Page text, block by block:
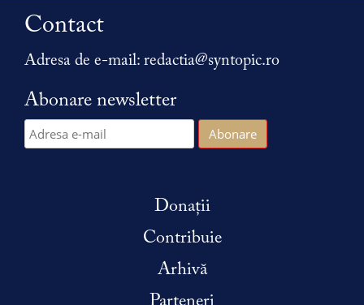
Contact
Adresa de e-mail: redactia@syntopic.ro
Abonare newsletter
Donații
Contribuie
Arhivă